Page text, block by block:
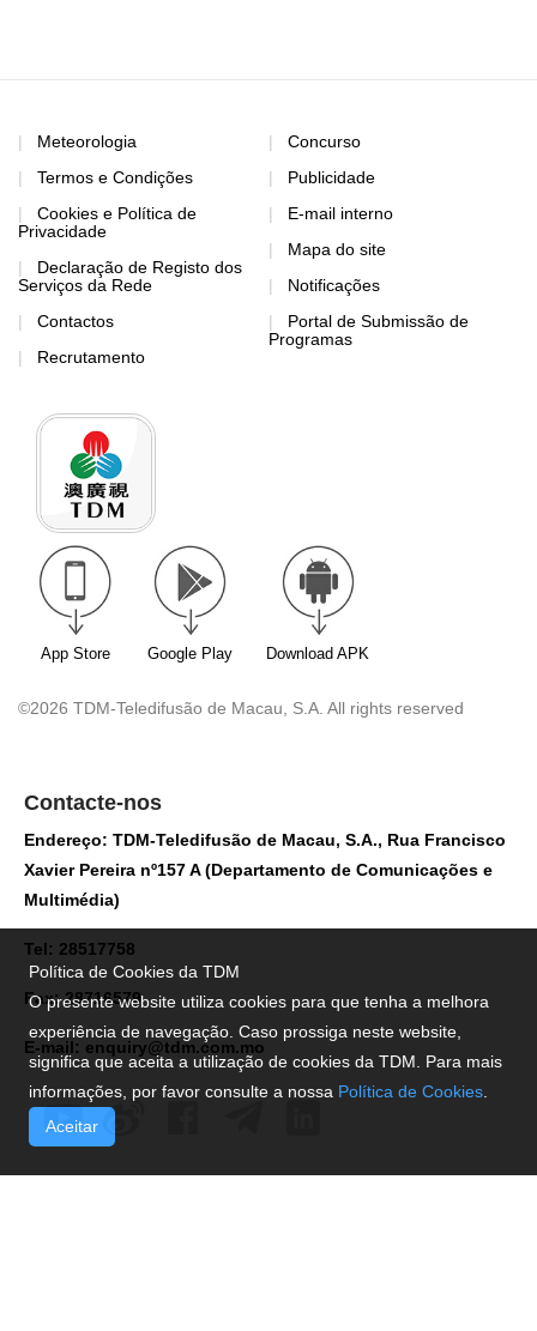
Meteorologia
Termos e Condições
Cookies e Política de
Privacidade
Declaração de Registo dos
Serviços da Rede
Contactos
Recrutamento
Concurso
Publicidade
E-mail interno
Mapa do site
Notificações
Portal de Submissão de
Programas
App Store Google Play Download APK
©2026 TDM-Teledifusão de Macau, S.A. All rights reserved
Contacte-nos
Endereço: TDM-Teledifusão de Macau, S.A., Rua Francisco
Xavier Pereira nº157 A (Departamento de Comunicações e
Multimédia)
Tel: 28517758
Fax: 28716579
E-mail: enquiry@tdm.com.mo
Política de Cookies da TDM
O presente website utiliza cookies para que tenha a melhora
experiência de navegação. Caso prossiga neste website,
significa que aceita a utilização de cookies da TDM. Para mais
informações, por favor consulte a nossa Política de Cookies
Aceitar